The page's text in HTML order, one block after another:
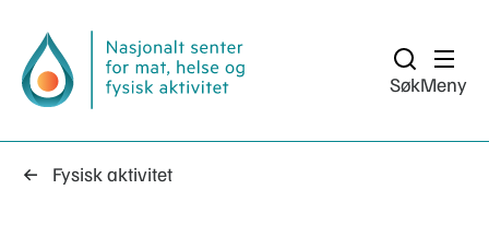
SøkMeny
Fysisk aktivitet